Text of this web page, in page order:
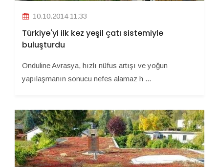
10.10.2014 11:33
Türkiye'yi ilk kez yeşil çatı sistemiyle
buluşturdu
Onduline Avrasya, hızlı nüfus artışı ve yoğun
yapılaşmanın sonucu nefes alamaz h ...